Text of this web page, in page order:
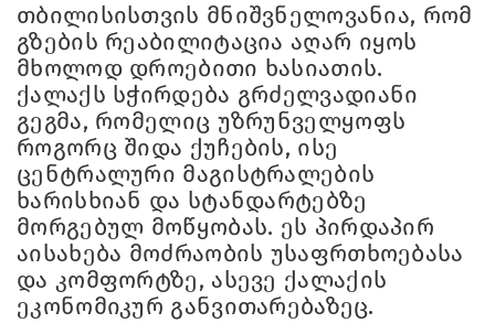
თბილისისთვის მნიშვნელოვანია, რომ
გზების რეაბილიტაცია აღარ იყოს
მხოლოდ დროებითი ხასიათის.
ქალაქს სჭირდება გრძელვადიანი
გეგმა, რომელიც უზრუნველყოფს
როგორც შიდა ქუჩების, ისე
ცენტრალური მაგისტრალების
ხარისხიან და სტანდარტებზე
მორგებულ მოწყობას. ეს პირდაპირ
აისახება მოძრაობის უსაფრთხოებასა
და კომფორტზე, ასევე ქალაქის
ეკონომიკურ განვითარებაზეც.